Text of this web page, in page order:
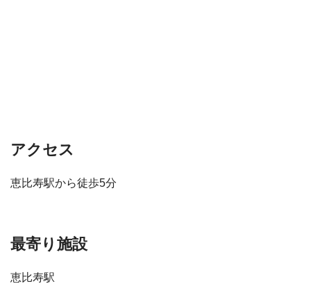
アクセス
恵比寿駅から徒歩5分
最寄り施設
恵比寿駅